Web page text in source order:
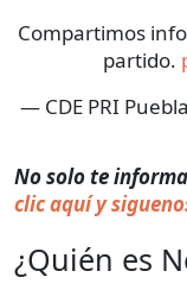
Compartimos
partido.
— CDE PRI
No solo te
clic aquí y
¿Quién es